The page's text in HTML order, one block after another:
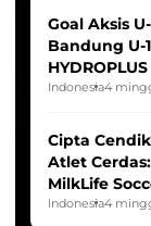
Goal Aksis
Bandung U-
2025/2026
Indonesia4
Cipta
Atlet
MilkLife
Indonesia4